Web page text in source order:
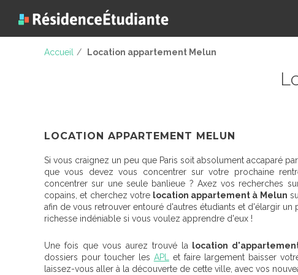
Accueil / Location appartement Melun
LOCATION APPARTEMENT MELUN
Si vous craignez un peu que Paris soit absolument accaparé
que vous devez vous concentrer sur votre prochaine
concentrer sur une seule banlieue ? Axez vos recherches
copains, et cherchez votre location appartement à Melun
afin de vous retrouver entouré d'autres étudiants et d'élargir
richesse indéniable si vous voulez apprendre d'eux !
Une fois que vous aurez trouvé la location
dossiers pour toucher les APL
et faire largement baisser
laissez-vous aller à la découverte de cette ville, avec vos